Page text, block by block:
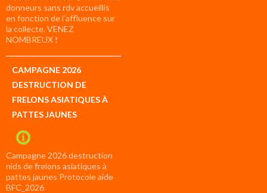
donneurs sans rdv accueillis
en fonction de l’affluence sur
la collecte. VENEZ
NOMBREUX !
CAMPAGNE 2026
DESTRUCTION DE
FRELONS ASIATIQUES À
PATTES JAUNES
Campagne 2026 destruction
nids de frelons asiatiques à
pattes jaunes Protocole aide
BFC_2026